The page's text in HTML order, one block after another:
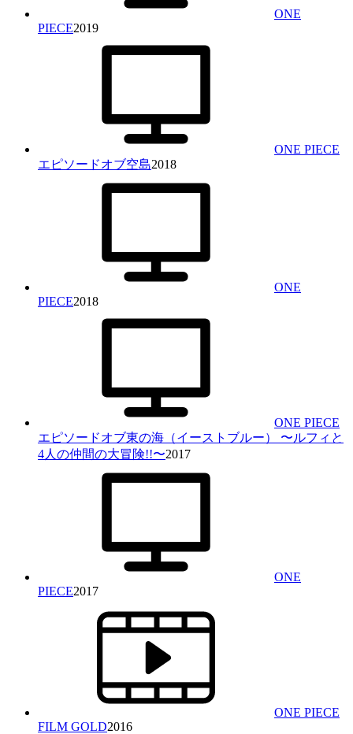
ONE
PIECE2019
ONE PIECE
エピソードオブ空島2018
ONE
PIECE2018
ONE PIECE
エピソードオブ東の海（イーストブルー） 〜ルフィと
4人の仲間の大冒険!!〜2017
ONE
PIECE2017
ONE PIECE
FILM GOLD2016